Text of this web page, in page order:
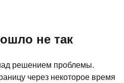
не так
решением проблемы.
через некоторое время